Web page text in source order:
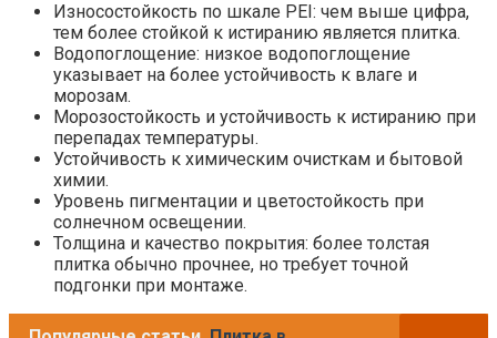
Износостойкость по шкале PEI: чем выше цифра,
тем более стойкой к истиранию является плитка.
Водопоглощение: низкое водопоглощение
указывает на более устойчивость к влаге и
морозам.
Морозостойкость и устойчивость к истиранию при
перепадах температуры.
Устойчивость к химическим очисткам и бытовой
химии.
Уровень пигментации и цветостойкость при
солнечном освещении.
Толщина и качество покрытия: более толстая
плитка обычно прочнее, но требует точной
подгонки при монтаже.